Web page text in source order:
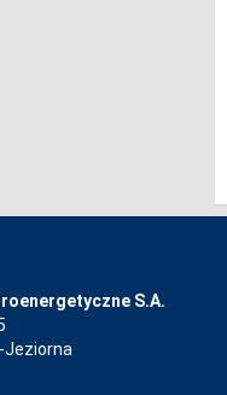
S.A.
Jeziorna